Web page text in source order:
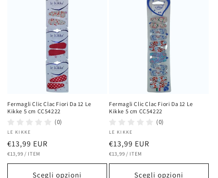
Fermagli Clic Clac Fiori Da 12 Le
Kikke 5 cm CC54222
(0)
Fornitore:
LE KIKKE
Prezzo
di
listino
€13,99 EUR
PREZZO
€13,99 / PER
ITEM
Scegli opzioni
Fermagli Clic Clac Fiori Da 12 Le
Kikke 5 cm CC54222
(0)
Fornitore:
LE KIKKE
Prezzo
di
listino
€13,99 EUR
PREZZO
€13,99 / PER
ITEM
Scegli opzioni